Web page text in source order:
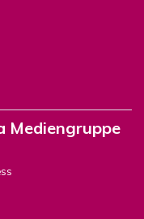
Mediengruppe